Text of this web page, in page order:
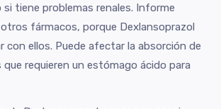
tiene problemas renales. Informe
fármacos, porque Dexlansoprazol
con ellos. Puede afectar la absorción de
requieren un estómago ácido para